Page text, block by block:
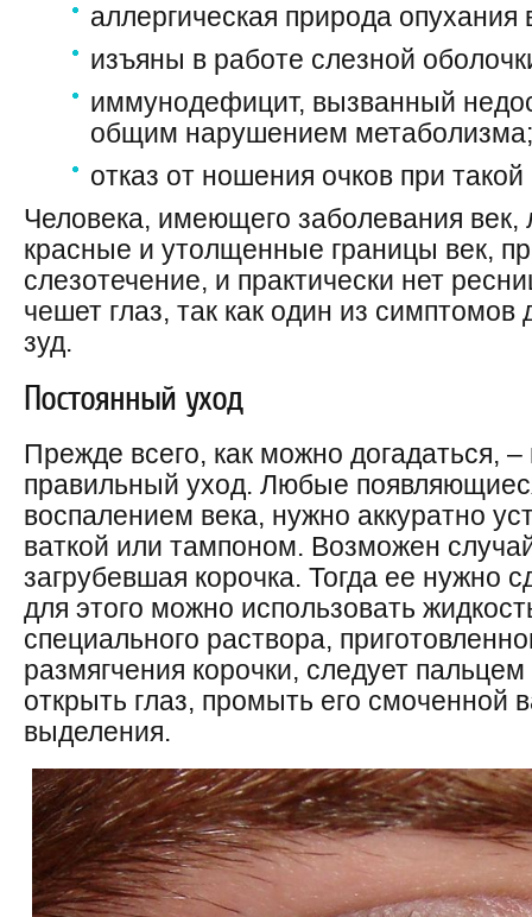
аллергическая природа опухания
изъяны в работе слезной
иммунодефицит, вызванный
общим нарушением метаболизма;
отказ от ношения очков при
Человека, имеющего заболевания век,
красные и утолщенные границы век,
слезотечение, и практически нет
чешет глаз, так как один из симптомов
зуд.
Постоянный уход
Прежде всего, как можно догадаться,
правильный уход. Любые
воспалением века, нужно аккуратно
ваткой или тампоном. Возможен
загрубевшая корочка. Тогда ее нужно
для этого можно использовать
специального раствора,
размягчения корочки, следует
открыть глаз, промыть его смоченной
выделения.